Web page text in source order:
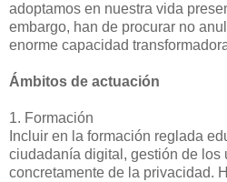
adoptamos en nuestra vida
embargo, han de procurar no
enorme capacidad
Ámbitos de actuación
1. Formación
Incluir en la formación reglada
ciudadanía digital, gestión de los
concretamente de la privacidad.